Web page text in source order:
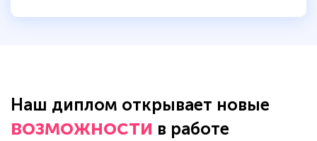
Наш диплом открывает новые
возможности в работе